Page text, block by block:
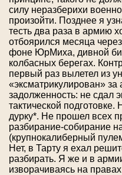
силу неразберихи
произойти. Позднее я
тесть два раза в армию
отбоярился месяца
фоне ЮрМиха, дивной
колбасных берегах.
первый раз вылетел из
«эксматрикулирован» за
задолженность: не сдал
тактической
дурку*. Не прошел всех
разбирание-собирание
(крупнокалиберный
Нет, в Тарту я ехал
разбирать. Я же и в
изворачиваясь на